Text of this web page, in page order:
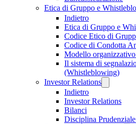
Etica di Gruppo e
Indietro
Etica di Gruppo e
Codice Etico di
Codice di Condotta
Modello organizzativo
Il sistema di
(Whistleblowing)
Investor Relations
Indietro
Investor Relations
Bilanci
Disciplina